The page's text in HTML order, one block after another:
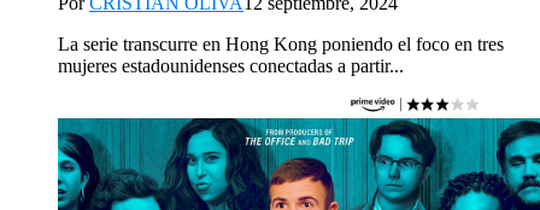
La serie transcurre en Hong Kong poniendo el foco en tres
mujeres estadounidenses conectadas a partir...